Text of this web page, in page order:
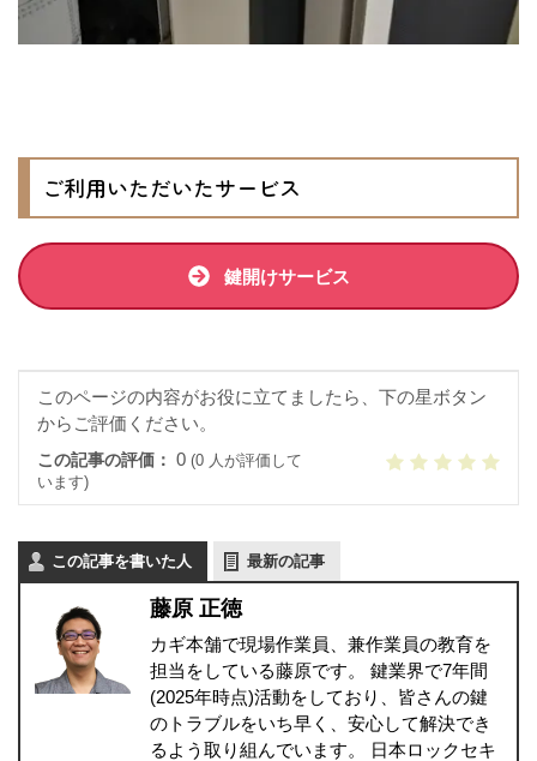
ご利用いただいたサービス
鍵開けサービス
このページの内容がお役に立てましたら、下の星ボタン
からご評価ください。
この記事の評価： 0 (0 人が評価して
います)
この記事を書いた人 最新の記事
藤原 正徳
カギ本舗で現場作業員、兼作業員の教育を
担当をしている藤原です。 鍵業界で7年間
(2025年時点)活動をしており、皆さんの鍵
のトラブルをいち早く、安心して解決でき
るよう取り組んでいます。 日本ロックセキ